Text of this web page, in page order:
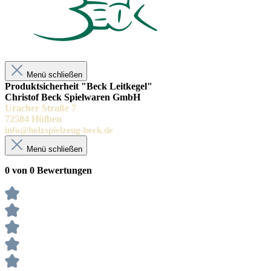
Menü schließen
Produktsicherheit "Beck Leitkegel"
Christof Beck Spielwaren GmbH
Uracher Straße 7
72584 Hülben
info@holzspielzeug-beck.de
Menü schließen
0 von 0 Bewertungen